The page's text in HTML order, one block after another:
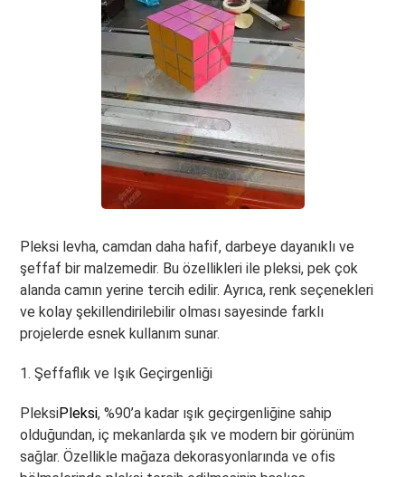
Pleksi levha, camdan daha hafif, darbeye dayanıklı ve
şeffaf bir malzemedir. Bu özellikleri ile pleksi, pek çok
alanda camın yerine tercih edilir. Ayrıca, renk seçenekleri
ve kolay şekillendirilebilir olması sayesinde farklı
projelerde esnek kullanım sunar.
1. Şeffaflık ve Işık Geçirgenliği
PleksiPleksi, %90’a kadar ışık geçirgenliğine sahip
olduğundan, iç mekanlarda şık ve modern bir görünüm
sağlar. Özellikle mağaza dekorasyonlarında ve ofis